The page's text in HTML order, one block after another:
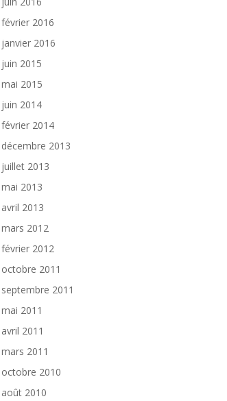
février 2016
janvier 2016
juin 2015
mai 2015
juin 2014
février 2014
décembre 2013
juillet 2013
mai 2013
avril 2013
mars 2012
février 2012
octobre 2011
septembre 2011
mai 2011
avril 2011
mars 2011
octobre 2010
août 2010